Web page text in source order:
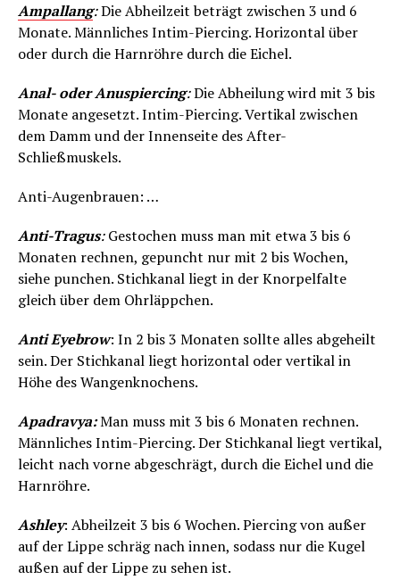
Ampallang:Die Abheilzeit beträgt zwischen 3 und 6
Monate. Männliches Intim-Piercing. Horizontal über
oder durch die Harnröhre durch die Eichel.
Anal- oder Anuspiercing:Die Abheilung wird mit 3 bis
Monate angesetzt. Intim-Piercing. Vertikal zwischen
dem Damm und der Innenseite des After-
Schließmuskels.
Anti-Augenbrauen: …
Anti-Tragus:Gestochen muss man mit etwa 3 bis 6
Monaten rechnen, gepuncht nur mit 2 bis Wochen,
siehe punchen. Stichkanal liegt in der Knorpelfalte
gleich über dem Ohrläppchen.
Anti Eyebrow: In 2 bis 3 Monaten sollte alles abgeheilt
sein. Der Stichkanal liegt horizontal oder vertikal in
Höhe des Wangenknochens.
Apadravya:Man muss mit 3 bis 6 Monaten rechnen.
Männliches Intim-Piercing. Der Stichkanal liegt vertikal,
leicht nach vorne abgeschrägt, durch die Eichel und die
Harnröhre.
Ashley: Abheilzeit 3 bis 6 Wochen. Piercing von außer
auf der Lippe schräg nach innen, sodass nur die Kugel
außen auf der Lippe zu sehen ist.